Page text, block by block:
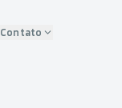
Contato